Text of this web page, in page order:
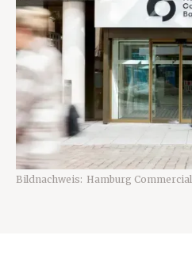
Bildnachweis: Hamburg